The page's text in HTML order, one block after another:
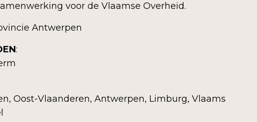
voor de Vlaamse Overheid.
Antwerpen
:
Oost-Vlaanderen, Antwerpen, Limburg, Vlaams